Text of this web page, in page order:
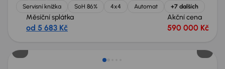
Servisní knížka SoH 86% 4x4 Automat +7 dalších
Měsíční splátka
od 5 683 Kč
Akční cena
590 000 Kč